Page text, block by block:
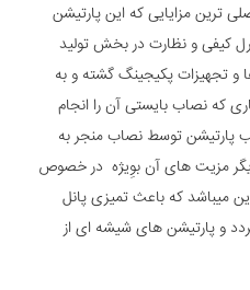
ترین مزایایی که این پارتیشن
کیفی و نظارت در بخش تولید
و تجهیزات پکیجینگ گشته و به
که نصاب بایستی آن را انجام
پارتیشن توسط نصاب منجر به
مزیت های آن بوِیژه در خصوص
میباشد که باعث تمیزی پانل
و پارتیشن های شیشه ای از